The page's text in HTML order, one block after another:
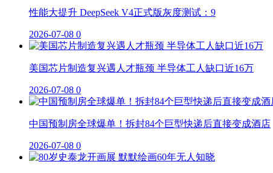
性能大提升 DeepSeek V4正式版灰度测试：9
2026-07-08 0
美国芯片制造复兴遇人才瓶颈 半导体工人缺口近16万
2026-07-08 0
中国预制房全球爆单！拆封84个巨型快递后直接变成酒店
2026-07-08 0